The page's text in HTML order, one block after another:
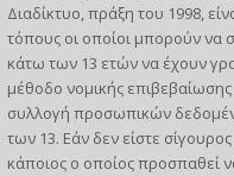
Διαδίκτυο, πράξη του 1998,
τόπους οι οποίοι μπορούν να
κάτω των 13 ετών να έχουν
μέθοδο νομικής
συλλογή προσωπικών
των 13. Εάν δεν είστε
κάποιος ο οποίος προσπαθεί